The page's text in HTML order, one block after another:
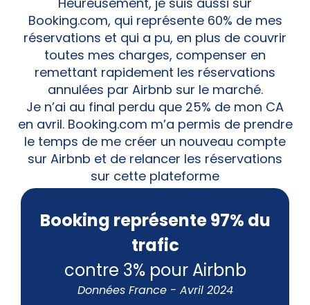
Booking.com, qui représente 60% de mes
réservations et qui a pu, en plus de couvrir
toutes mes charges, compenser en
remettant rapidement les réservations
annulées par Airbnb sur le marché.
Je n’ai au final perdu que 25% de mon CA
en avril. Booking.com m’a permis de prendre
le temps de me créer un nouveau compte
sur Airbnb et de relancer les réservations
sur cette plateforme
Booking représente 97% du
trafic
contre 3% pour Airbnb
Données France - Avril 2024